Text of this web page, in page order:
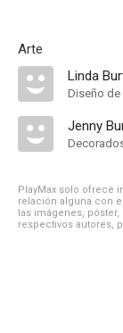
Arte
Linda
Diseño de
Jenny
PlayMax solo ofrece
relación alguna con
las imágenes,
respectivos autores,